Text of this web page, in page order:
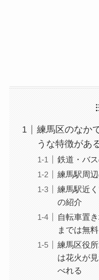
練馬区のなか
うな特徴があ
鉄道・バ
練馬駅周
練馬駅近
の紹介
自転車置
までは無料
練馬区役
は花火が
べれる